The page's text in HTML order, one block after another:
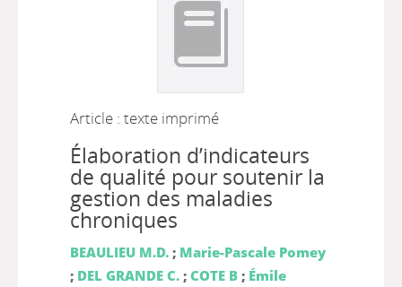
Article : texte imprimé
Élaboration d’indicateurs
de qualité pour soutenir la
gestion des maladies
chroniques
BEAULIEU M.D.; Marie-Pascale Pomey
; DEL GRANDE C.; COTE B; Émile